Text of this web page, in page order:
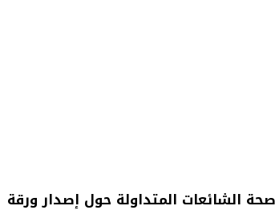
الشائعات المتداولة حول إصدار ورقة